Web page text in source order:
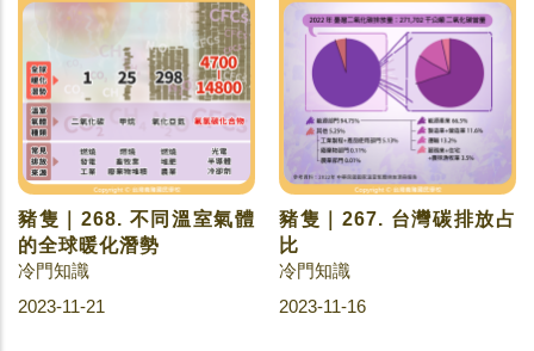
豬隻｜268. 不同溫室氣體
的全球暖化潛勢
冷門知識
2023-11-21
豬隻｜267. 台灣碳排放占
比
冷門知識
2023-11-16